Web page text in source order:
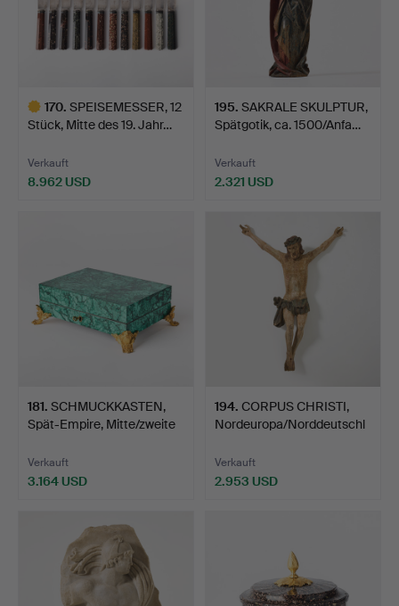
170. SPEISEMESSER, 12
Stück, Mitte des 19. Jahr…
Verkauft
8.962 USD
195. SAKRALE SKULPTUR,
Spätgotik, ca. 1500/Anfa…
Verkauft
2.321 USD
181. SCHMUCKKASTEN,
Spät-Empire, Mitte/zweite
Verkauft
3.164 USD
194. CORPUS CHRISTI,
Nordeuropa/Norddeutschl
Verkauft
2.953 USD